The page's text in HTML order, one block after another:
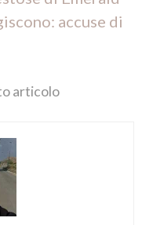
accuse di
articolo